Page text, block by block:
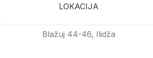
LOKACIJA
Blažuj 44-46, Ilidža